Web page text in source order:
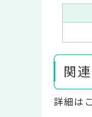
関
詳細は